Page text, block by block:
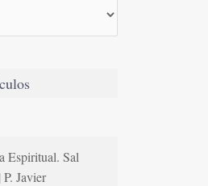
Espiritual. Sal
Javier